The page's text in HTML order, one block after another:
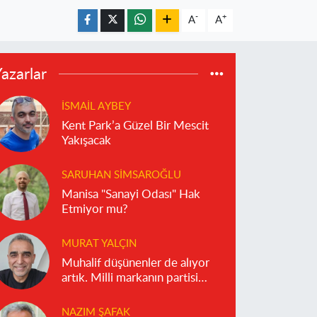
A- A+
İSMAIL AYBEY
Kent Park’a Güzel Bir Mescit
Yakışacak
SARUHAN SIMSAROĞLU
Manisa "Sanayi Odası" Hak
Etmiyor mu?
MURAT YALÇIN
Muhalif düşünenler de alıyor
artık. Milli markanın partisi
NAZIM ŞAFAK